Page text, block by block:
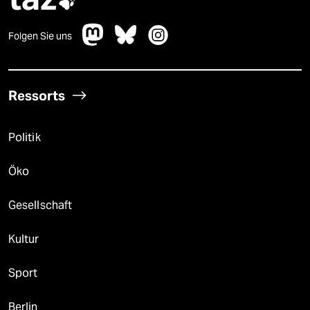
Folgen Sie uns
Ressorts
Politik
Öko
Gesellschaft
Kultur
Sport
Berlin